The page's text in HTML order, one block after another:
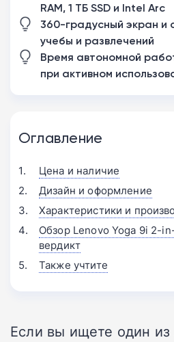
RAM, 1 ТБ SSD и Intel Arc
360-градусный экран и
учебы и развлечений
Время автономной
при активном
Оглавление
Цена и наличие
Дизайн и оформление
Характеристики и
Обзор Lenovo Yoga 9i 2-
вердикт
Также учтите
Если вы ищете один